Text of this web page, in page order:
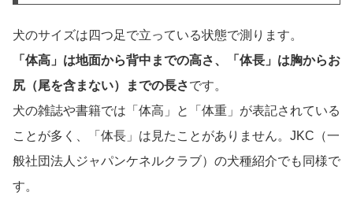
犬のサイズは四つ足で立っている状態で測ります。
「体高」は地面から背中までの高さ、「体長」は胸からお
尻（尾を含まない）までの長さです。
犬の雑誌や書籍では「体高」と「体重」が表記されている
ことが多く、「体長」は見たことがありません。JKC（一
般社団法人ジャパンケネルクラブ）の犬種紹介でも同様で
す。